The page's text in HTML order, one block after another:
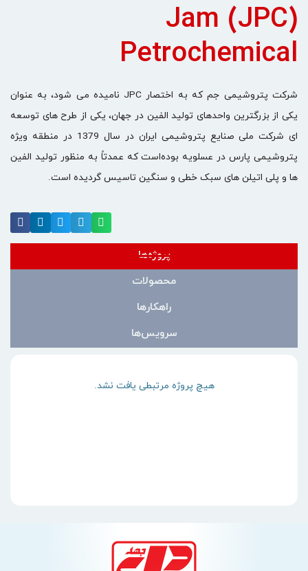
(JPC) Jam
Petrochemical
شرکت پتروشیمی جم که به اختصار JPC نامیده می شود، به عنوان
یکی از بزرگترین واحدهای تولید الفین در جهان، یکی از طرح های توسعه
ای شرکت ملی صنایع پتروشیمی ایران در سال 1379 در منطقه ویژه
پتروشیمی پارس در عسلویه بوده‌است که عمدتاً به منظور تولید الفین
ها و پلی اتیلن های سبک خطی و سنگین تاسیس گردیده است.
پروژه‌ها
محصولات
راهکارها
سرویس‌ها
هیچ پروژه مرتبطی یافت نشد.